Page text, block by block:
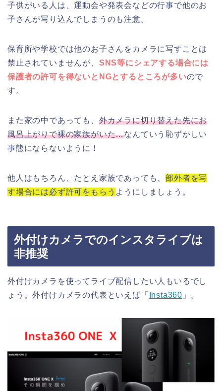
子供がいる人は、運動会や発表会などの行事で他のお
子さんが写り込んでしまうのも注意。
保育所や学校では他のお子さんをカメラに写すことは
禁止されていませんが、 SNS等にシェアする場合には
保護者の許可を得ないとNGとするところが多いので
す。
また家の中であっても、 外カメラに切り替えた先にお
風呂上がりで裸の家族がいた…なんていう恥ずかしい
事態にならないように！
他人はもちろん、たとえ家族であっても、部外者を写
す場合には必ず許可をもらう ようにしましょう。
外付けカメラでのインスタライブは
非推奨
外付けカメラを使ってライブ配信したい人もいるでし
ょう。外付けカメラの代表といえば「
Insta360 」。